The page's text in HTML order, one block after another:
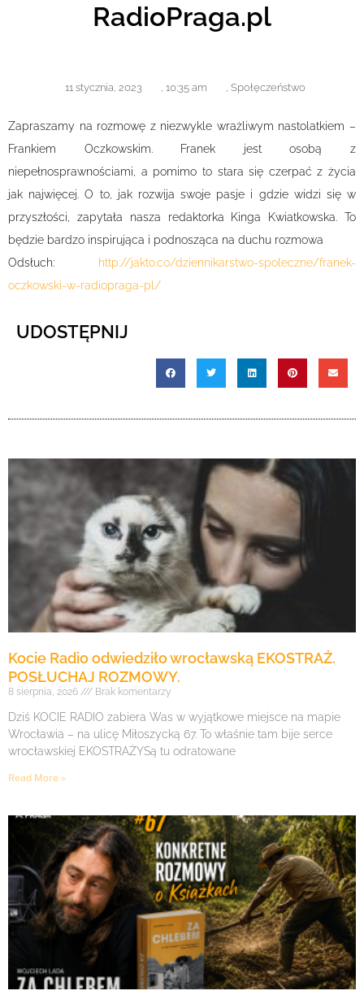
RadioPraga.pl
11 stycznia, 2023 , 10:35 am , Społęczeństwo
Zapraszamy na rozmowę z niezwykle wrażliwym nastolatkiem –
Frankiem Oczkowskim. Franek jest osobą z
niepełnosprawnościami, a pomimo to stara się czerpać z życia
jak najwięcej. O to, jak rozwija swoje pasje i gdzie widzi się w
przyszłości, zapytała nasza redaktorka Kinga Kwiatkowska. To
będzie bardzo inspirująca i podnosząca na duchu rozmowa
Odsłuch: http://jakto.co/dziennikarstwo-spoleczne/franek-
oczkowski-w-radiopraga-pl/
UDOSTĘPNIJ
Kocie Radio odwiedziło wrocławską EKOSTRAŻ.
POSŁUCHAJ ROZMOWY.
8 sierpnia, 2026 Brak komentarzy
Dziś KOCIE RADIO zabiera Was w wyjątkowe miejsce na mapie
Wrocławia – na ulicę Miłoszycką 67. To właśnie tam bije serce
wrocławskiej EKOSTRAŻYSą tu odratowane
Read More »